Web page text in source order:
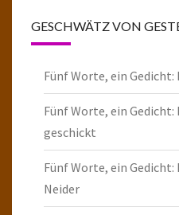
GESCHWÄTZ VON
Fünf Worte, ein Gedicht:
Fünf Worte, ein
geschickt
Fünf Worte, ein Gedicht:
Neider